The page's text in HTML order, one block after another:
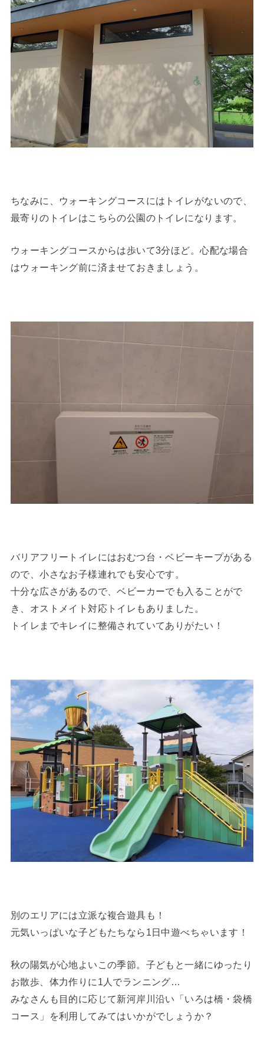
ちなみに、ウォーキングコースにはトイレがないので、
最寄りのトイレはこちらの公園のトイレになります。
ウォーキングコースからは歩いて3分ほど。心配な場合
はウォーキング前に済ませておきましょう。
バリアフリートイレにはおむつ台・ベビーキープがある
ので、小さなお子様連れでも安心です。
十分な広さがあるので、ベビーカーでも入ることがで
き、オストメイト対応トイレもありました。
トイレまでキレイに整備されていてありがたい！
別のエリアには立派な複合遊具も！
元気いっぱいな子どもたちなら1日中遊べちゃいます！
秋の陽気が心地よいこの季節。子どもと一緒にゆったり
お散歩、体力作りに1人でランニング…
みなさんも目的に応じて新河岸川沿い「いろは橋・袋橋
コース」を利用してみてはいかがでしょうか？